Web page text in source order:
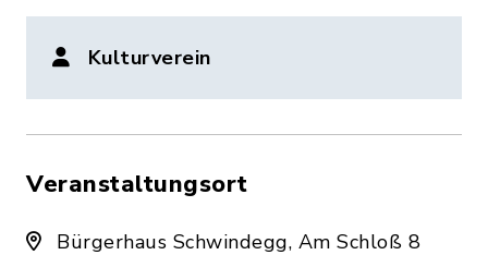
Kulturverein
Veranstaltungsort
Bürgerhaus Schwindegg, Am Schloß 8